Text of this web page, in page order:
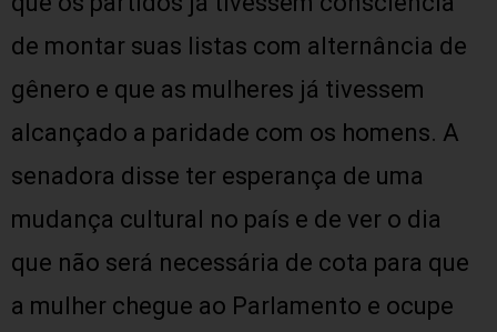
de montar suas listas com alternância de
gênero e que as mulheres já tivessem
alcançado a paridade com os homens. A
senadora disse ter esperança de uma
mudança cultural no país e de ver o dia
que não será necessária de cota para que
a mulher chegue ao Parlamento e ocupe